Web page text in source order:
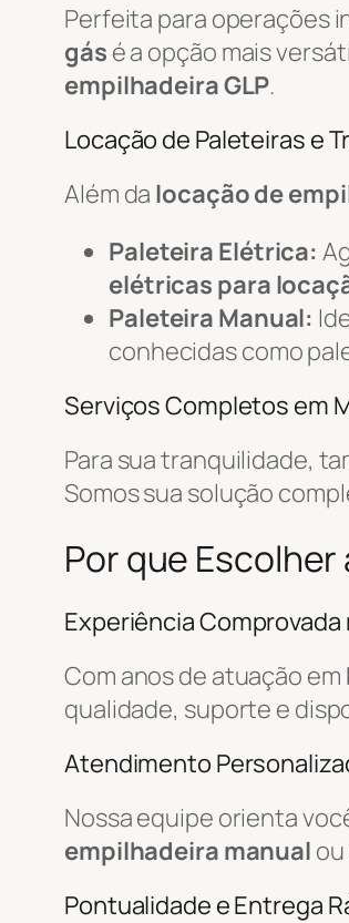
Perfeita para operações
gás é a opção mais
empilhadeira GLP.
Locação de Paleteiras e
Além da locação de
Paleteira Elétrica:
elétricas para
Paleteira Manual:
conhecidas como
Serviços Completos em
Para sua tranquilidade,
Somos sua solução
Por que Escolher
Experiência
Com anos de atuação em
qualidade, suporte e
Atendimento
Nossa equipe orienta
empilhadeira manual
Pontualidade e Entrega